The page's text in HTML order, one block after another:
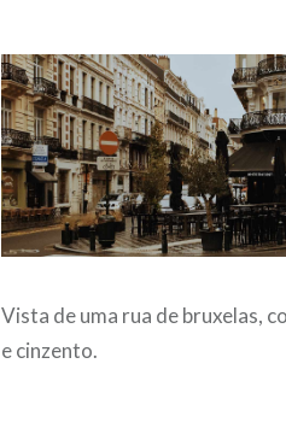
Vista de uma rua de bruxelas,
e cinzento.